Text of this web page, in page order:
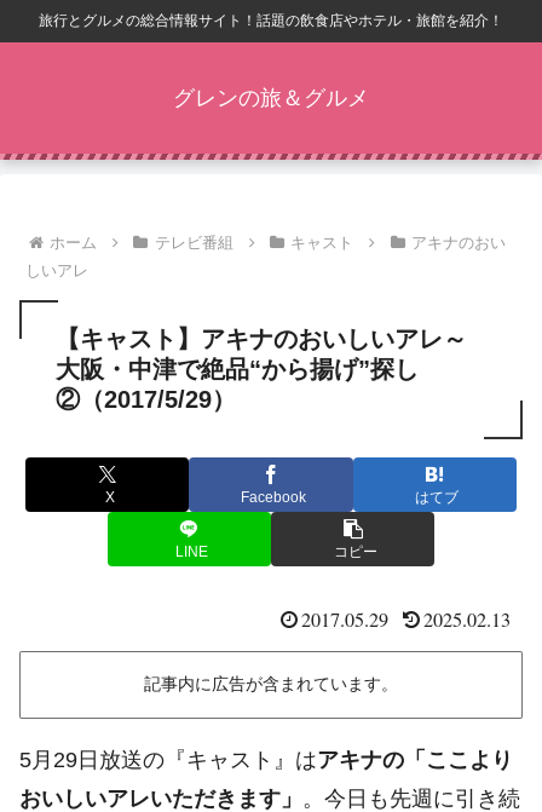
旅行とグルメの総合情報サイト！話題の飲食店やホテル・旅館を紹介！
グレンの旅＆グルメ
ホーム テレビ番組 キャスト
アキナのおい
しいアレ
【キャスト】アキナのおいしいアレ～
大阪・中津で絶品“から揚げ”探し
②（2017/5/29）
X Facebook はてブ
LINE コピー
2017.05.29 2025.02.13
記事内に広告が含まれています。
5月29日放送の『キャスト』はアキナの「ここより
おいしいアレいただきます」 。今日も先週に引き続